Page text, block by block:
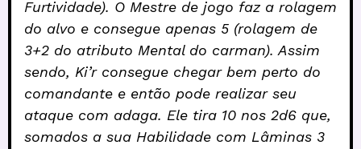
Furtividade). O Mestre de jogo faz a rolagem
do alvo e consegue apenas 5 (rolagem de
3+2 do atributo Mental do carman). Assim
sendo, Ki’r consegue chegar bem perto do
comandante e então pode realizar seu
ataque com adaga. Ele tira 10 nos 2d6 que,
somados a sua Habilidade com Lâminas 3